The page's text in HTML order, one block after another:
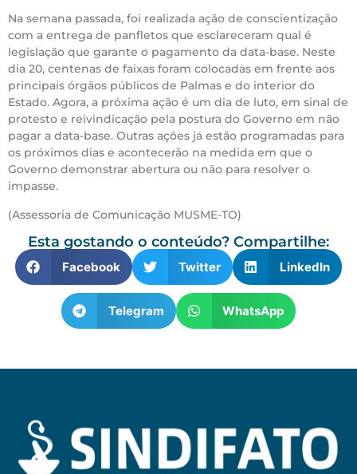
Na semana passada, foi realizada ação de conscientização
com a entrega de panfletos que esclareceram qual é
legislação que garante o pagamento da data-base. Neste
dia 20, centenas de faixas foram colocadas em frente aos
principais órgãos públicos de Palmas e do interior do
Estado. Agora, a próxima ação é um dia de luto, em sinal de
protesto e reivindicação pela postura do Governo em não
pagar a data-base. Outras ações já estão programadas para
os próximos dias e acontecerão na medida em que o
Governo demonstrar abertura ou não para resolver o
impasse.
(Assessoria de Comunicação MUSME-TO)
Esta gostando o conteúdo? Compartilhe:
Facebook Twitter LinkedIn
Telegram WhatsApp